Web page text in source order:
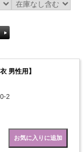
男性用】
2